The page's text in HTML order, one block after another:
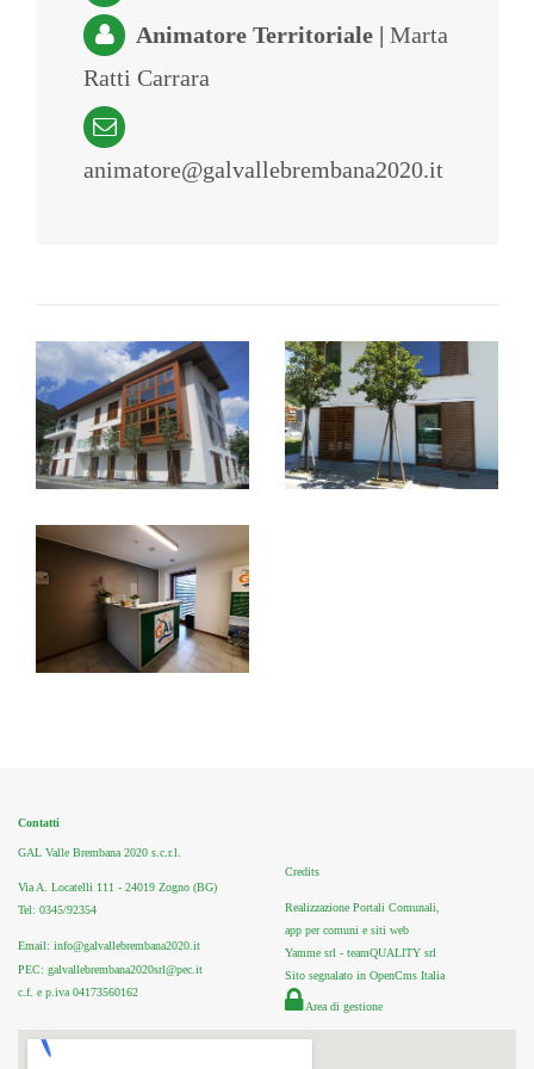
Animatore Territoriale | Marta
Ratti Carrara
animatore@galvallebrembana2020.it
Contatti
GAL Valle Brembana 2020 s.c.r.l.
Via A. Locatelli 111 - 24019 Zogno (BG)
Tel: 0345/92354
Email: info@galvallebrembana2020.it
PEC: galvallebrembana2020srl@pec.it
c.f. e p.iva 04173560162
Credits
Realizzazione Portali Comunali,
app per comuni e siti web
Yamme srl - teamQUALITY srl
Sito segnalato in OpenCms Italia
Area di gestione